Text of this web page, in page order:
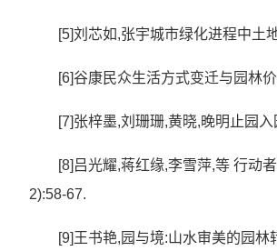
[5]刘芯如,张宇城市绿化进程中土
[6]谷康民众生活方式变迁与园林
[7]张梓墨,刘珊珊,黄晓,晚明止园
[8]吕光耀,蒋红缘,李雪萍,等 行动
2):58-67.
[9]王书艳,园与境:山水审美的园林